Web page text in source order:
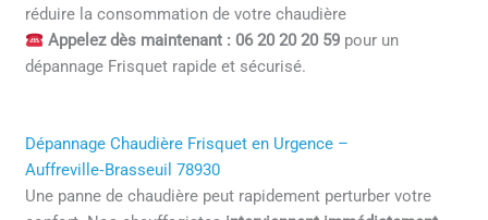
réduire la consommation de votre chaudière
Appelez dès maintenant : 06 20 20 20 59pour un
dépannage Frisquet rapide et sécurisé.
Dépannage Chaudière Frisquet en Urgence –
Auffreville‑Brasseuil 78930
Une panne de chaudière peut rapidement perturber votre